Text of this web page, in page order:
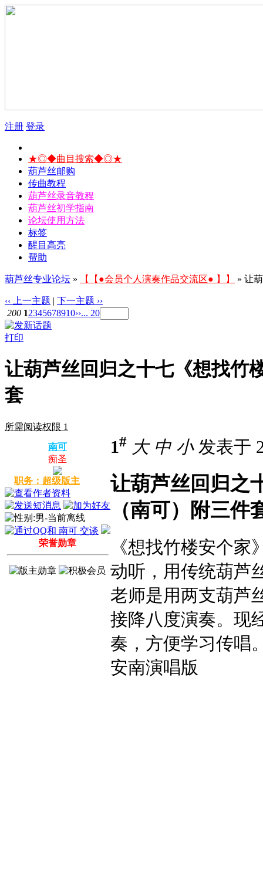
注册 登录
★◎◆曲目搜索◆◎★
葫芦丝邮购
传曲教程
葫芦丝录音教程
葫芦丝初学指南
论坛使用方法
标签
醒目高亮
帮助
葫芦丝专业论坛 » 【【●会员个人演奏作品交流区● 】】 » 让
‹‹ 上一主题 | 下一主题 ››
200 12345678910››... 20
打印
让葫芦丝回归之十七《想找竹
套
所需阅读权限 1
南可
痴圣
职务：超级版主
荣誉勋章
1# 大 中 小发表于
让葫芦丝回归之
（南可）附三件
《想找竹楼安个
动听，用传统葫芦
老师是用两支葫芦
接降八度演奏。现
奏，方便学习传唱
安南演唱版